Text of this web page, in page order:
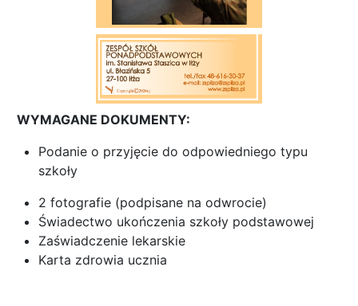
WYMAGANE DOKUMENTY:
Podanie o przyjęcie do odpowiedniego typu
szkoły
2 fotografie (podpisane na odwrocie)
Świadectwo ukończenia szkoły podstawowej
Zaświadczenie lekarskie
Karta zdrowia ucznia